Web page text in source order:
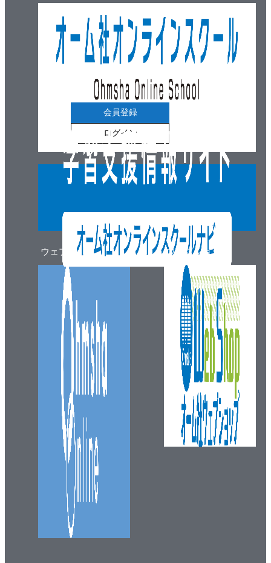
ウェブマガジン
会員登録
ログイン
ウェブショップ